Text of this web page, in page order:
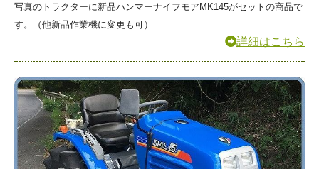
写真のトラクターに新品ハンマーナイフモアMK145がセットの商品で
す。（他新品作業機に変更も可）
詳細はこちら